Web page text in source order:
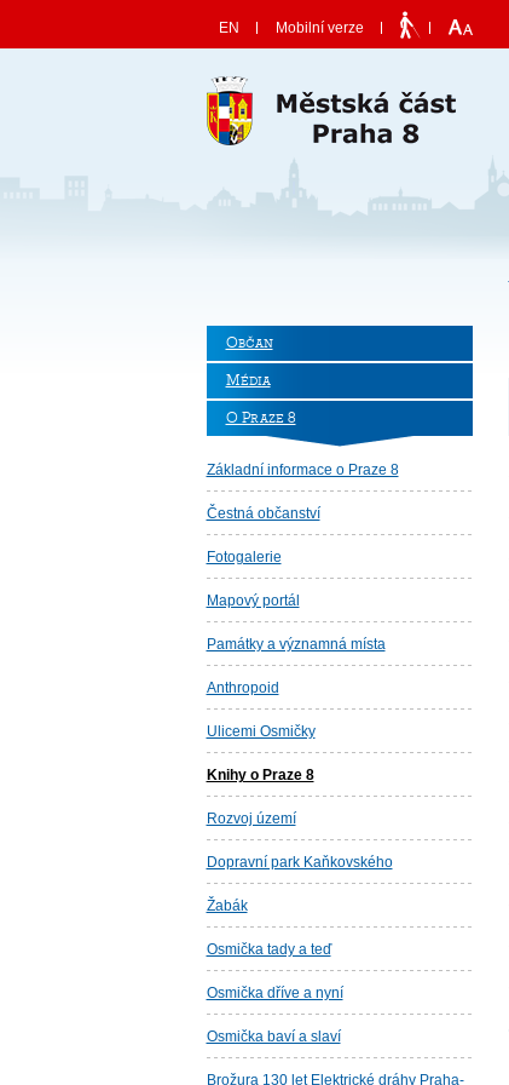
EN Mobilní verze
Občan
Média
O Praze 8
Základní informace o Praze 8
Čestná občanství
Fotogalerie
Mapový portál
Památky a významná místa
Anthropoid
Ulicemi Osmičky
Knihy o Praze 8
Rozvoj území
Dopravní park Kaňkovského
Žabák
Osmička tady a teď
Osmička dříve a nyní
Osmička baví a slaví
Brožura 130 let Elektrické dráhy Praha-